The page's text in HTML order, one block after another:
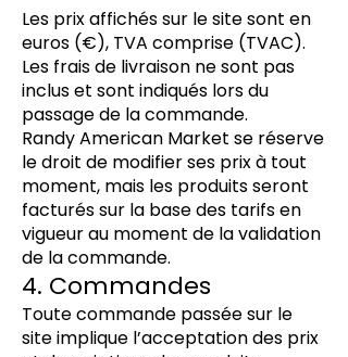
Les prix affichés sur le site sont en
euros (€), TVA comprise (TVAC).
Les frais de livraison ne sont pas
inclus et sont indiqués lors du
passage de la commande.
Randy American Market se réserve
le droit de modifier ses prix à tout
moment, mais les produits seront
facturés sur la base des tarifs en
vigueur au moment de la validation
de la commande.
4. Commandes
Toute commande passée sur le
site implique l’acceptation des prix